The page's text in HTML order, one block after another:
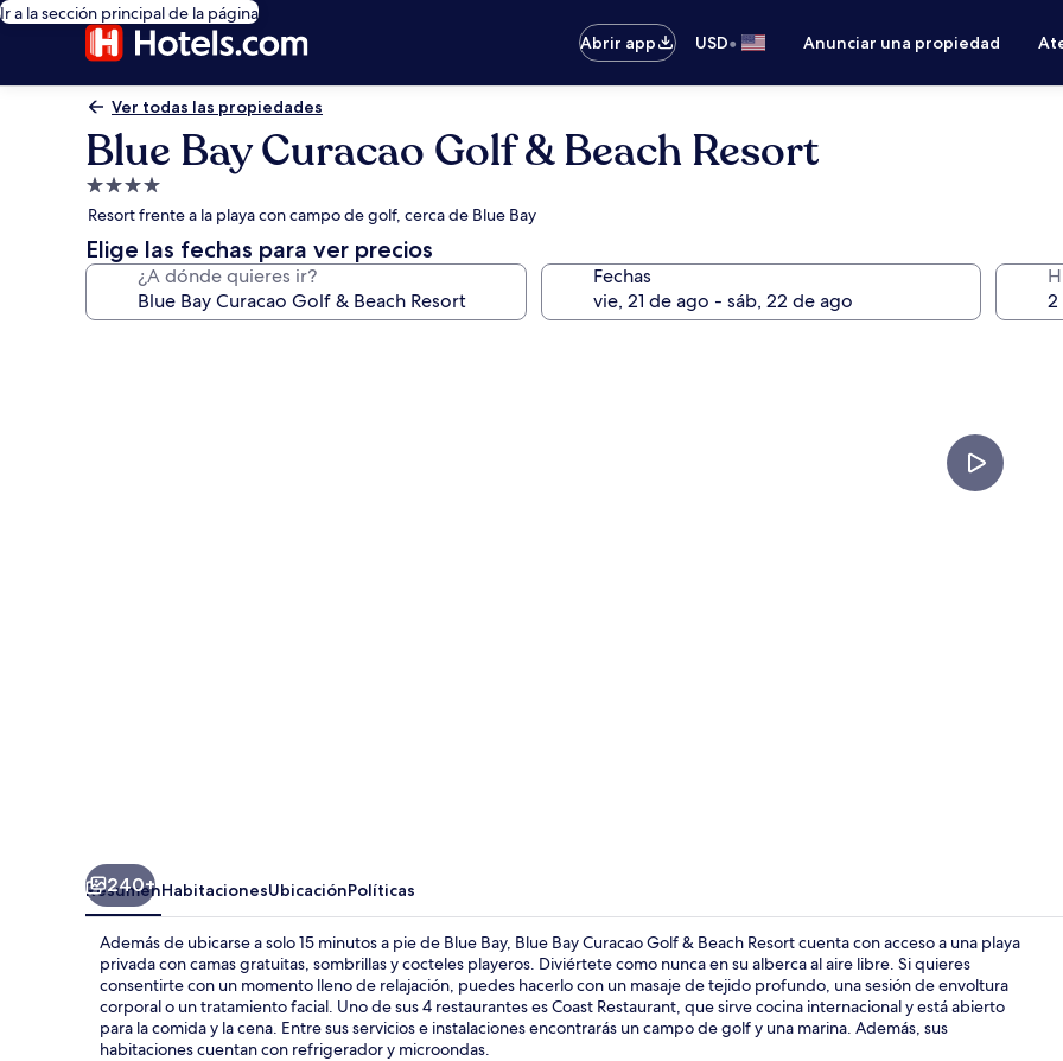
Ir a la sección principal de la página
Abrir app
USD• Anunciar una propiedad
Ver todas las propiedades
Blue Bay Curacao Golf & Beach Resort
Propiedad
de
4.0
estrellas
Resort frente a la playa con campo de golf, cerca de Blue Bay
Elige las fechas para ver precios
¿A dónde quieres ir? Fechas
Cocina
240+
ResumenHabitacionesUbicaciónPolíticas
Además de ubicarse a solo 15 minutos a pie de Blue Bay, Blue Bay Curacao Golf & Beach Resort cuenta con acceso a una playa
privada con camas gratuitas, sombrillas y cocteles playeros. Diviértete como nunca en su alberca al aire libre. Si quieres
consentirte con un momento lleno de relajación, puedes hacerlo con un masaje de tejido profundo, una sesión de envoltura
corporal o un tratamiento facial. Uno de sus 4 restaurantes es Coast Restaurant, que sirve cocina internacional y está abierto
para la comida y la cena. Entre sus servicios e instalaciones encontrarás un campo de golf y una marina. Además, sus
habitaciones cuentan con refrigerador y microondas.